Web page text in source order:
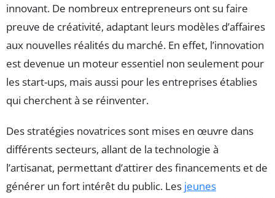
innovant. De nombreux entrepreneurs ont su faire
preuve de créativité, adaptant leurs modèles d’affaires
aux nouvelles réalités du marché. En effet, l’innovation
est devenue un moteur essentiel non seulement pour
les start-ups, mais aussi pour les entreprises établies
qui cherchent à se réinventer.
Des stratégies novatrices sont mises en œuvre dans
différents secteurs, allant de la technologie à
l’artisanat, permettant d’attirer des financements et de
générer un fort intérêt du public. Les jeunes